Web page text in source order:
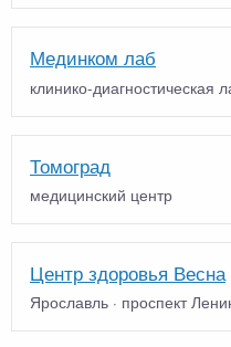
Мединком лаб
клинико-диагностическая
Томоград
медицинский центр
Центр здоровья Весна
Ярославль · проспект